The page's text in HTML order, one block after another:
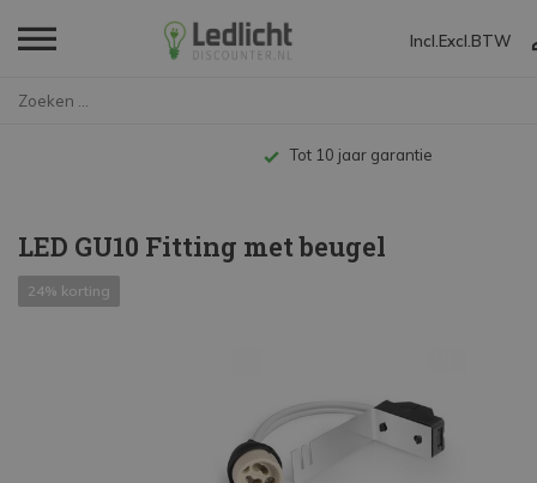
Incl. Excl. BTW
Tot 10 jaar garantie
LED GU10 Fitting met beugel
24% korting